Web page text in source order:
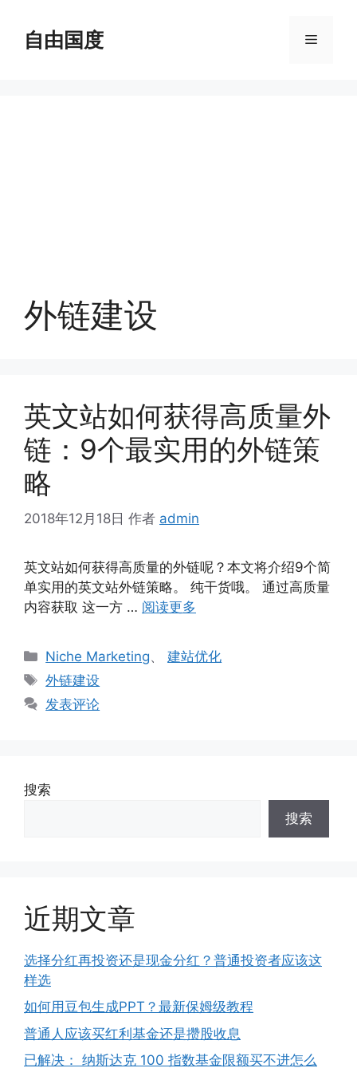
自由国度 菜
外链建设
英文站如何获得高质量外
链：9个最实用的外链策
略
2018年12月18日 作者 admin
英文站如何获得高质量的外链呢？本文将介绍9个简
单实用的英文站外链策略。 纯干货哦。 通过高质量
内容获取 这一方 … 阅读更多
分
类
Niche Marketing、建站优化
标
签
外链建设
发表评论
搜索
搜索
近期文章
选择分红再投资还是现金分红？普通投资者应该这
样选
如何用豆包生成PPT？最新保姆级教程
普通人应该买红利基金还是攒股收息
已解决： 纳斯达克 100 指数基金限额买不进怎么